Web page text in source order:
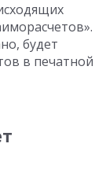
будет
в печатной